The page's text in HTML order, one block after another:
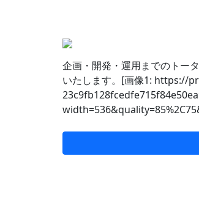
企画・開発・運用までのトー
いたします。[画像1: https://